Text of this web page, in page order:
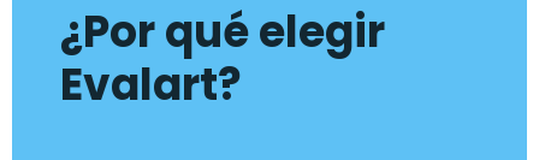
¿Por qué elegir
Evalart?